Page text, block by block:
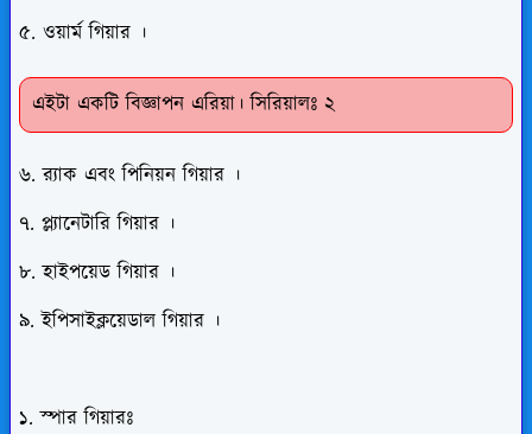
৫. ওয়ার্ম গিয়ার ।
এইটা একটি বিজ্ঞাপন এরিয়া। সিরিয়ালঃ ২
৬. র‌্যাক এবং পিনিয়ন গিয়ার ।
৭. প্ল্যানেটারি গিয়ার ।
৮. হাইপয়েড গিয়ার ।
৯. ইপিসাইক্লয়েডাল গিয়ার ।
১. স্পার গিয়ারঃ